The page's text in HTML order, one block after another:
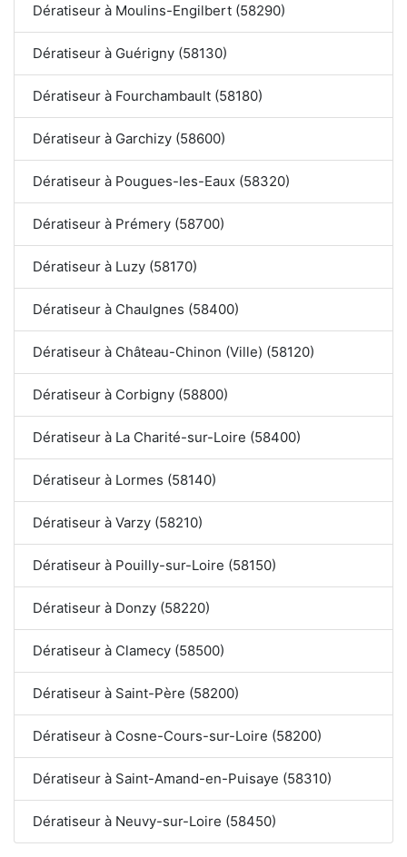
Dératiseur à Moulins-Engilbert (58290)
Dératiseur à Guérigny (58130)
Dératiseur à Fourchambault (58180)
Dératiseur à Garchizy (58600)
Dératiseur à Pougues-les-Eaux (58320)
Dératiseur à Prémery (58700)
Dératiseur à Luzy (58170)
Dératiseur à Chaulgnes (58400)
Dératiseur à Château-Chinon (Ville) (58120)
Dératiseur à Corbigny (58800)
Dératiseur à La Charité-sur-Loire (58400)
Dératiseur à Lormes (58140)
Dératiseur à Varzy (58210)
Dératiseur à Pouilly-sur-Loire (58150)
Dératiseur à Donzy (58220)
Dératiseur à Clamecy (58500)
Dératiseur à Saint-Père (58200)
Dératiseur à Cosne-Cours-sur-Loire (58200)
Dératiseur à Saint-Amand-en-Puisaye (58310)
Dératiseur à Neuvy-sur-Loire (58450)